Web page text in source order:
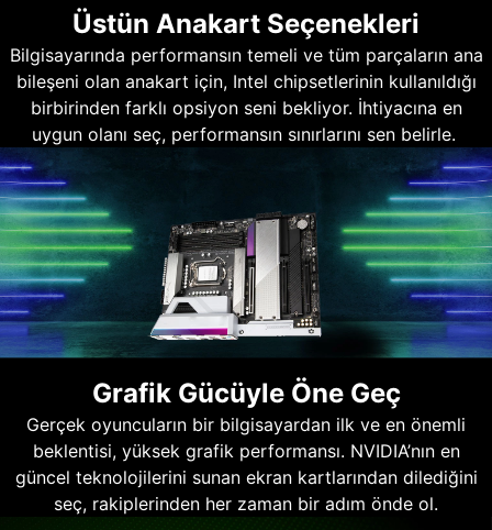
Üstün Anakart Seçenekleri
Bilgisayarında performansın temeli ve tüm parçaların ana
bileşeni olan anakart için, Intel chipsetlerinin kullanıldığı
birbirinden farklı opsiyon seni bekliyor. İhtiyacına en
uygun olanı seç, performansın sınırlarını sen belirle.
Grafik Gücüyle Öne Geç
Gerçek oyuncuların bir bilgisayardan ilk ve en önemli
beklentisi, yüksek grafik performansı. NVIDIA’nın en
güncel teknolojilerini sunan ekran kartlarından dilediğini
seç, rakiplerinden her zaman bir adım önde ol.